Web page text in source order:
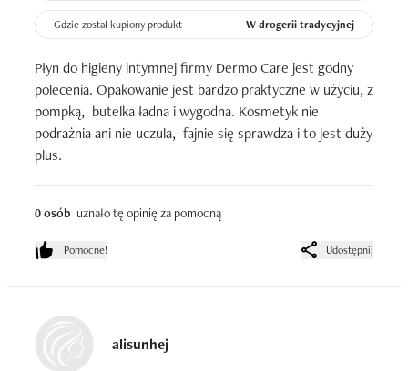
Gdzie został kupiony produkt W drogerii tradycyjnej
Płyn do higieny intymnej firmy Dermo Care jest godny
polecenia. Opakowanie jest bardzo praktyczne w użyciu, z
pompką,  butelka ładna i wygodna. Kosmetyk nie
podrażnia ani nie uczula,  fajnie się sprawdza i to jest duży
plus.
0 osób uznało tę opinię za pomocną
Pomocne! Udostępnij
alisunhej